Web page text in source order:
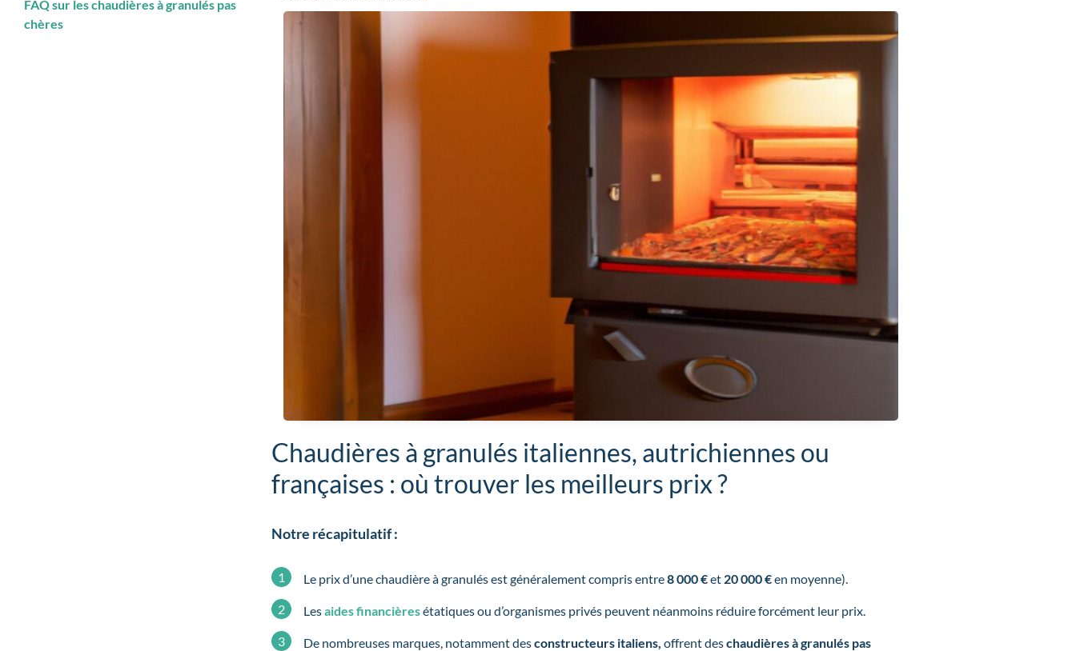
FAQ sur les chaudières à granulés pas
chères
Chaudières à granulés italiennes, autrichiennes ou
françaises : où trouver les meilleurs prix ?
Notre récapitulatif :
Le prix d’une chaudière à granulés est généralement compris entre8 000 €et 20 000 €en moyenne).
Lesaides financièresétatiques ou d’organismes privés peuvent néanmoins réduire forcément leur prix.
De nombreuses marques, notamment desconstructeurs italiens, offrent deschaudières à granulés pas